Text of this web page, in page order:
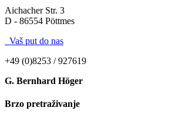
Aichacher Str. 3
D - 86554 Pöttmes
Vaš put do nas
+49 (0)8253 / 927619
G. Bernhard Höger
Brzo pretraživanje